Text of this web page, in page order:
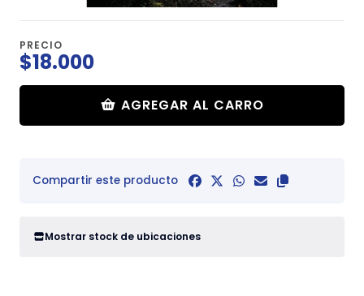
PRECIO
$18.000
AGREGAR AL CARRO
Compartir este producto
Mostrar stock de ubicaciones